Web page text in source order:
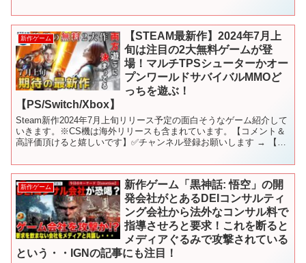
新作ゲーム
【STEAM最新作】2024年7月上
旬は注目の2大無料ゲームが登
場！マルチTPSシューターかオー
プンワールドサバイバルMMOど
っちを遊ぶ！
【PS/Switch/Xbox】
Steam新作2024年7月上旬リリース予定の面白そうなゲーム紹介して
いきます。※CS機は海外リリースも含まれています。【コメント＆
高評価頂けると嬉しいです】✅チャンネル登録お願いします → 【目
新作ゲーム
新作ゲーム「黒神話: 悟空」の開
発会社がとあるDEIコンサルティ
ング会社から法外なコンサル料で
指導させろと要求！これを断ると
メディアぐるみで攻撃されている
という・・IGNの記事にも注目！